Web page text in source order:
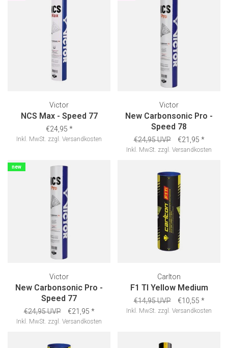
Victor
NCS Max - Speed 77
€24,95 *
Inkl. MwSt. zzgl. Versandkosten
Victor
New Carbonsonic Pro -
Speed 78
€24,95 UVP €21,95 *
Inkl. MwSt. zzgl. Versandkosten
new
Victor
New Carbonsonic Pro -
Speed 77
€24,95 UVP €21,95 *
Inkl. MwSt. zzgl. Versandkosten
Carlton
F1 TI Yellow Medium
€14,95 UVP €10,55 *
Inkl. MwSt. zzgl. Versandkosten